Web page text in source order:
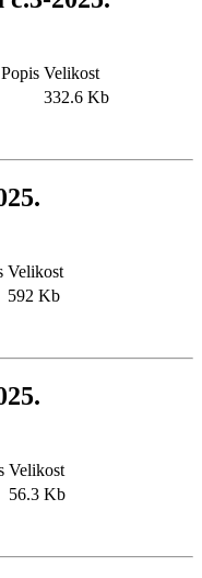
Popis Velikost
332.6 Kb
Velikost
592 Kb
Velikost
56.3 Kb